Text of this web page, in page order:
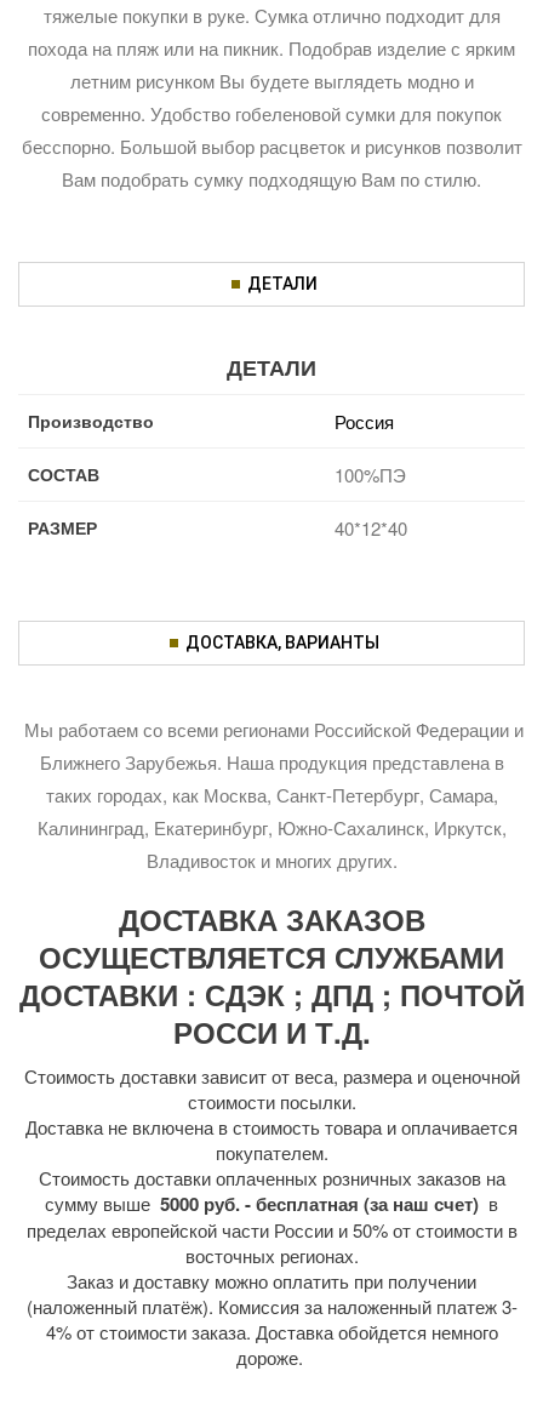
тяжелые покупки в руке. Сумка отлично подходит для
похода на пляж или на пикник. Подобрав изделие с ярким
летним рисунком Вы будете выглядеть модно и
современно. Удобство гобеленовой сумки для покупок
бесспорно. Большой выбор расцветок и рисунков позволит
Вам подобрать сумку подходящую Вам по стилю.
ДЕТАЛИ
ДЕТАЛИ
Производство Россия
СОСТАВ 100%ПЭ
РАЗМЕР 40*12*40
ДОСТАВКА, ВАРИАНТЫ
Мы работаем со всеми регионами Российской Федерации и
Ближнего Зарубежья. Наша продукция представлена в
таких городах, как Москва, Санкт-Петербург, Самара,
Калининград, Екатеринбург, Южно-Сахалинск, Иркутск,
Владивосток и многих других.
ДОСТАВКА ЗАКАЗОВ
ОСУЩЕСТВЛЯЕТСЯ СЛУЖБАМИ
ДОСТАВКИ : СДЭК ; ДПД ; ПОЧТОЙ
РОССИ И Т.Д.
Стоимость доставки зависит от веса, размера и оценочной
стоимости посылки.
Доставка не включена в стоимость товара и оплачивается
покупателем.
Стоимость доставки оплаченных розничных заказов на
сумму выше 5000 руб. - бесплатная (за наш счет) в
пределах европейской части России и 50% от стоимости в
восточных регионах.
Заказ и доставку можно оплатить при получении
(наложенный платёж). Комиссия за наложенный платеж 3-
4% от стоимости заказа. Доставка обойдется немного
дороже.